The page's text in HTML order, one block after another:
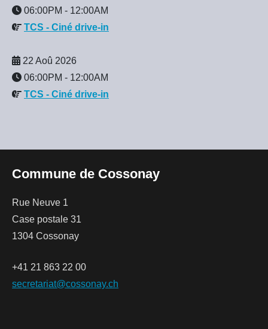
06:00PM - 12:00AM
TCS - Ciné drive-in
22 Aoû 2026
06:00PM - 12:00AM
TCS - Ciné drive-in
Commune de Cossonay
Rue Neuve 1
Case postale 31
1304 Cossonay
+41 21 863 22 00
secretariat@cossonay.ch